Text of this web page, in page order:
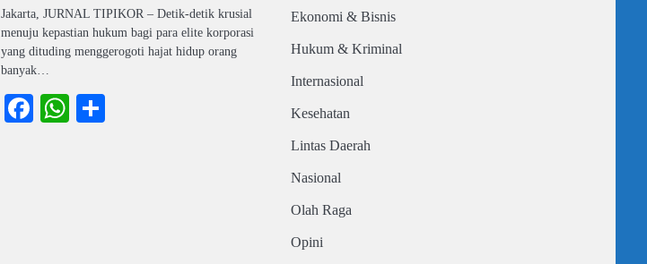
Jakarta, JURNAL TIPIKOR – Detik-detik krusial
menuju kepastian hukum bagi para elite korporasi
yang dituding menggerogoti hajat hidup orang
banyak…
Facebook
WhatsApp
Ekonomi & Bisnis
Hukum & Kriminal
Internasional
Kesehatan
Lintas Daerah
Nasional
Olah Raga
Opini